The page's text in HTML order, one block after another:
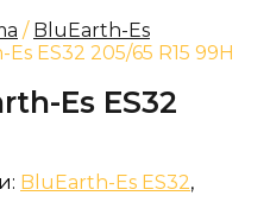
/ BluEarth-Es
ES32 205/65 R15 99H
Es ES32
BluEarth-Es ES32,